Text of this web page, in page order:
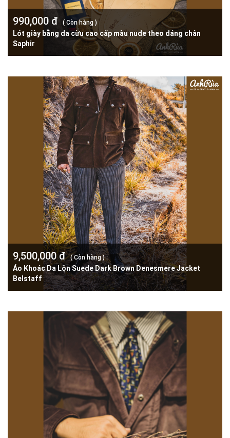
990,000 đ ( Còn hàng )
Lót giày bằng da cừu cao cấp màu nude theo dáng chân
Saphir
9,500,000 đ( Còn hàng )
Áo Khoác Da Lộn Suede Dark Brown Denesmere Jacket
Belstaff